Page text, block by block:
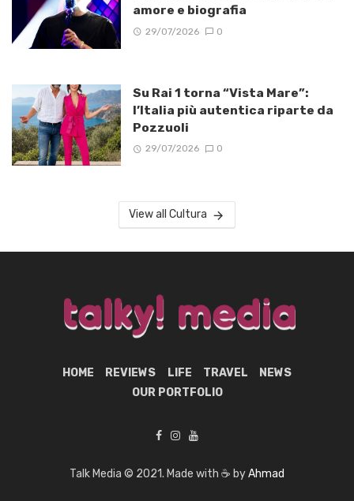
amore e biografia
29/07/2026 0
Su Rai 1 torna “Vista Mare”:
l’Italia più autentica riparte da
Pozzuoli
29/07/2026 0
View all Cultura
HOME REVIEWS LIFE TRAVEL
NEWS
OUR PORTFOLIO
Talk Media © 2021. Made with ☕ byAhmad